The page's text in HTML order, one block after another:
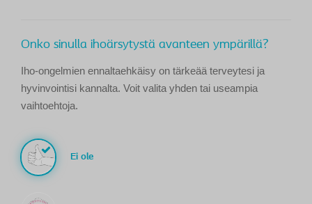
Onko sinulla ihoärsytystä avanteen ympärillä?
Iho-ongelmien ennaltaehkäisy on tärkeää terveytesi ja
hyvinvointisi kannalta. Voit valita yhden tai useampia
vaihtoehtoja.
Ei ole